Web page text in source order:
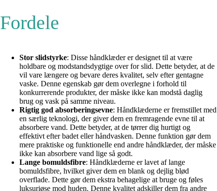
Fordele
Stor slidstyrke: Disse håndklæder er designet til at være
holdbare og modstandsdygtige over for slid. Dette betyder, at de
vil vare længere og bevare deres kvalitet, selv efter gentagne
vaske. Denne egenskab gør dem overlegne i forhold til
konkurrerende produkter, der måske ikke kan modstå daglig
brug og vask på samme niveau.
Rigtig god absorberingsevne: Håndklæderne er fremstillet med
en særlig teknologi, der giver dem en fremragende evne til at
absorbere vand. Dette betyder, at de tørrer dig hurtigt og
effektivt efter badet eller håndvasken. Denne funktion gør dem
mere praktiske og funktionelle end andre håndklæder, der måske
ikke kan absorbere vand lige så godt.
Lange bomuldsfibre: Håndklæderne er lavet af lange
bomuldsfibre, hvilket giver dem en blank og dejlig blød
overflade. Dette gør dem ekstra behagelige at bruge og føles
luksuriøse mod huden. Denne kvalitet adskiller dem fra andre